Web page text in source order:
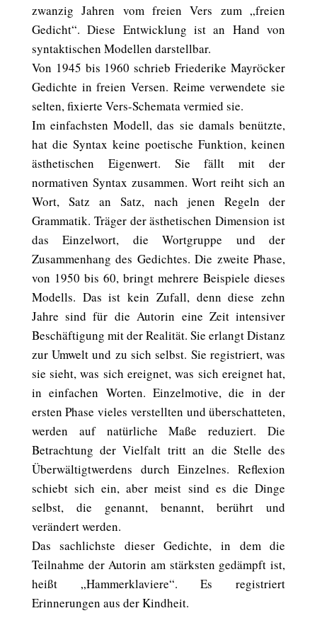
zwanzig Jahren vom freien Vers zum „freien
Gedicht“. Diese Entwicklung ist an Hand von
syntaktischen Modellen darstellbar.
Von 1945 bis 1960 schrieb Friederike Mayröcker
Gedichte in freien Versen. Reime verwendete sie
selten, fixierte Vers-Schemata vermied sie.
Im einfachsten Modell, das sie damals benützte,
hat die Syntax keine poetische Funktion, keinen
ästhetischen Eigenwert. Sie fällt mit der
normativen Syntax zusammen. Wort reiht sich an
Wort, Satz an Satz, nach jenen Regeln der
Grammatik. Träger der ästhetischen Dimension ist
das Einzelwort, die Wortgruppe und der
Zusammenhang des Gedichtes. Die zweite Phase,
von 1950 bis 60, bringt mehrere Beispiele dieses
Modells. Das ist kein Zufall, denn diese zehn
Jahre sind für die Autorin eine Zeit intensiver
Beschäftigung mit der Realität. Sie erlangt Distanz
zur Umwelt und zu sich selbst. Sie registriert, was
sie sieht, was sich ereignet, was sich ereignet hat,
in einfachen Worten. Einzelmotive, die in der
ersten Phase vieles verstellten und überschatteten,
werden auf natürliche Maße reduziert. Die
Betrachtung der Vielfalt tritt an die Stelle des
Überwältigtwerdens durch Einzelnes. Reflexion
schiebt sich ein, aber meist sind es die Dinge
selbst, die genannt, benannt, berührt und
verändert werden.
Das sachlichste dieser Gedichte, in dem die
Teilnahme der Autorin am stärksten gedämpft ist,
heißt „Hammerklaviere“. Es registriert
Erinnerungen aus der Kindheit.